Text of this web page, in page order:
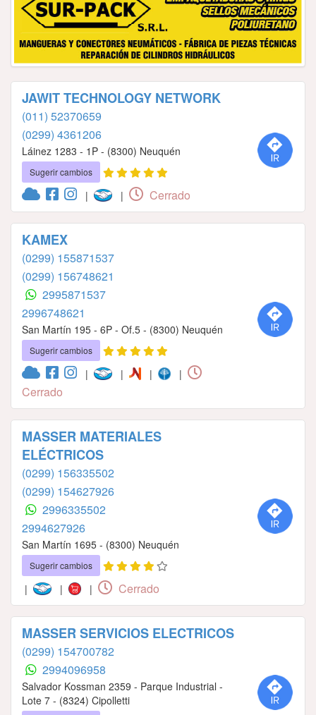
JAWIT TECHNOLOGY NETWORK
(011) 52370659
(0299) 4361206
Láinez 1283 - 1P - (8300) Neuquén
Sugerir cambios
| | Cerrado
KAMEX
(0299) 155871537
(0299) 156748621
2995871537
2996748621
San Martín 195 - 6P - Of.5 - (8300) Neuquén
Sugerir cambios
| | | |
Cerrado
MASSER MATERIALES
ELÉCTRICOS
(0299) 156335502
(0299) 154627926
2996335502
2994627926
San Martín 1695 - (8300) Neuquén
Sugerir cambios
| | | Cerrado
MASSER SERVICIOS ELECTRICOS
(0299) 154700782
2994096958
Salvador Kossman 2359 - Parque Industrial -
Lote 7 - (8324) Cipolletti